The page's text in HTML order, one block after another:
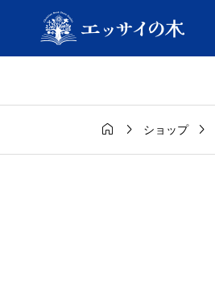
  ショップ 